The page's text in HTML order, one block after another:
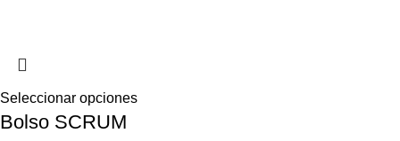
Seleccionar opciones
Bolso SCRUM